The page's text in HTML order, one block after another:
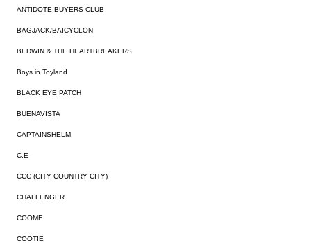
ANTIDOTE BUYERS CLUB
BAGJACK/BAICYCLON
BEDWIN & THE HEARTBREAKERS
Boys in Toyland
BLACK EYE PATCH
BUENAVISTA
CAPTAINSHELM
C.E
CCC (CITY COUNTRY CITY)
CHALLENGER
COOME
COOTIE